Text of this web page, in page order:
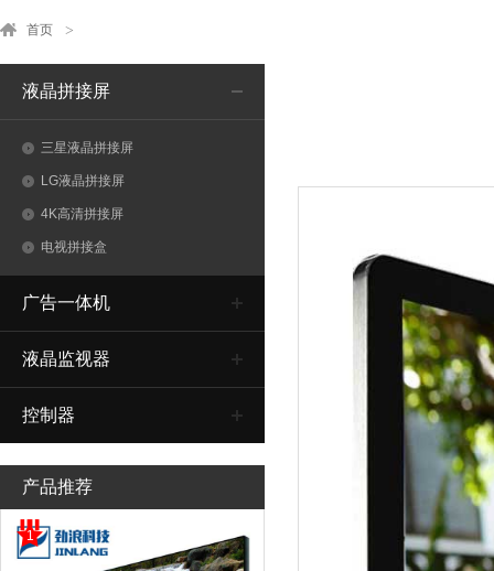
首页
液晶拼接屏
三星液晶拼接屏
LG液晶拼接屏
4K高清拼接屏
电视拼接盒
广告一体机
液晶监视器
控制器
产品推荐
1